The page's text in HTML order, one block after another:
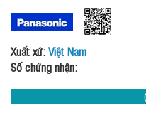
Xuất xứ:Việt Nam
Số chứng nhận: